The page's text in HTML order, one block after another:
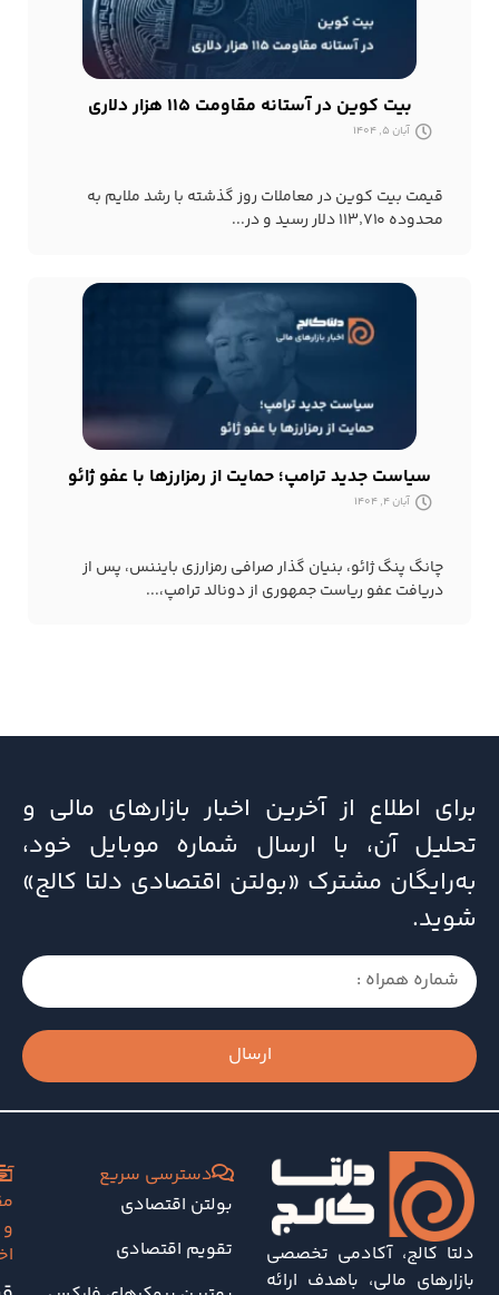
بیت کوین در آستانه مقاومت ۱۱۵ هزار دلاری
آبان 5, 1404
قیمت بیت کوین در معاملات روز گذشته با رشد ملایم به
محدوده ۱۱۳٬۷۱۰ دلار رسید و در...
سیاست جدید ترامپ؛ حمایت از رمزارزها با عفو ژائو
آبان 4, 1404
چانگ پنگ ژائو، بنیان گذار صرافی رمزارزی بایننس، پس از
دریافت عفو ریاست جمهوری از دونالد ترامپ،...
برای اطلاع از آخرین اخبار بازارهای مالی و
تحلیل آن، با ارسال شماره موبایل خود،
به‌رایگان مشترک «بولتن اقتصادی دلتا کالج»
شوید.
ارسال
دلتا کالج، آکادمی تخصصی
بازارهای مالی، باهدف ارائه
دسترسی سریع
بولتن اقتصادی
تقویم اقتصادی
و